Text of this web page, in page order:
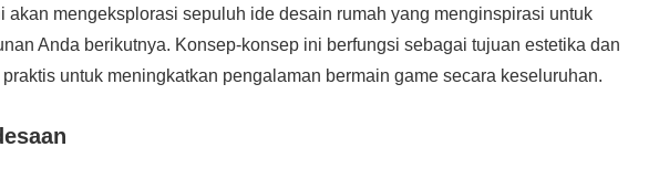
akan mengeksplorasi sepuluh ide desain rumah yang menginspirasi untuk
Anda berikutnya. Konsep-konsep ini berfungsi sebagai tujuan estetika dan
untuk meningkatkan pengalaman bermain game secara keseluruhan.